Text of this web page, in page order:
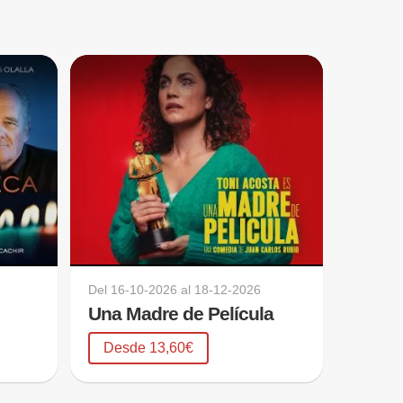
Del 16-10-2026 al 18-12-2026
Una Madre de Película
Desde 13,60€